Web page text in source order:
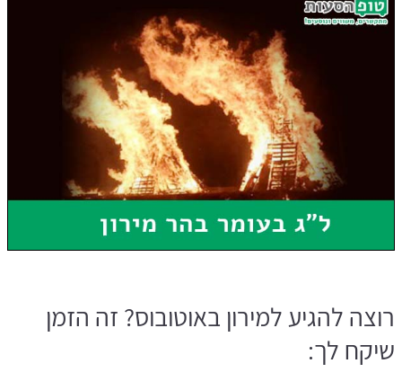
רוצה להגיע למירון באוטובוס? זה הזמן
שיקח לך: